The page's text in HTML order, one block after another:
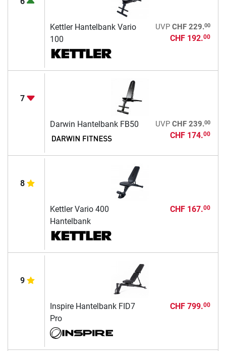
Kettler Hantelbank Vario
100
UVP CHF 229.00
CHF 192.00
7
Darwin Hantelbank FB50 UVP CHF 239.00
CHF 174.00
8
Kettler Vario 400
Hantelbank
CHF 167.00
9
Inspire Hantelbank FID7
Pro
CHF 799.00